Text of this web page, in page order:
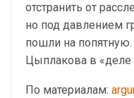
отстранить от
но под давлением
пошли на
Цыплакова в
По материалам: